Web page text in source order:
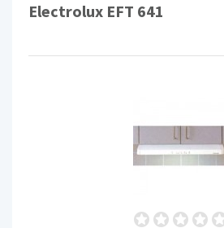
Electrolux EFT 641